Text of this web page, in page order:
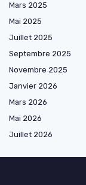
Mars 2025
Mai 2025
Juillet 2025
Septembre 2025
Novembre 2025
Janvier 2026
Mars 2026
Mai 2026
Juillet 2026